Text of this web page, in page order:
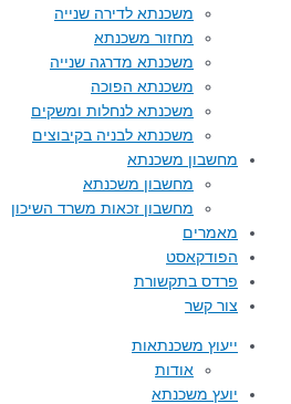
משכנתא לדירה שנייה
מחזור משכנתא
משכנתא מדרגה שנייה
משכנתא הפוכה
משכנתא לנחלות ומשקים
משכנתא לבניה בקיבוצים
מחשבון משכנתא
מחשבון משכנתא
מחשבון זכאות משרד השיכון
מאמרים
הפודקאסט
פרדס בתקשורת
צור קשר
ייעוץ משכנתאות
אודות
יועץ משכנתא